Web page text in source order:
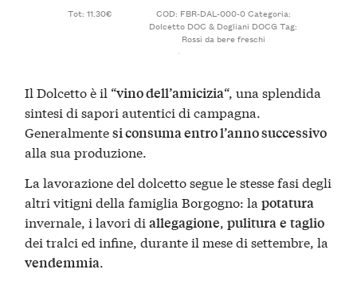
Tot: 11.30€ COD: FBR-DAL-000-0Categoria:
Dolcetto DOC & Dogliani DOCGTag:
Rossi da bere freschi
Il Dolcetto è il “vino dell’amicizia“, una splendida
sintesi di sapori autentici di campagna.
Generalmentesi consuma entro l’anno successivo
alla sua produzione.
La lavorazione del dolcetto segue le stesse fasi degli
altri vitigni della famiglia Borgogno: lapotatura
invernale, i lavori diallegagione,puliturae taglio
dei tralci ed infine, durante il mese di settembre, la
vendemmia.